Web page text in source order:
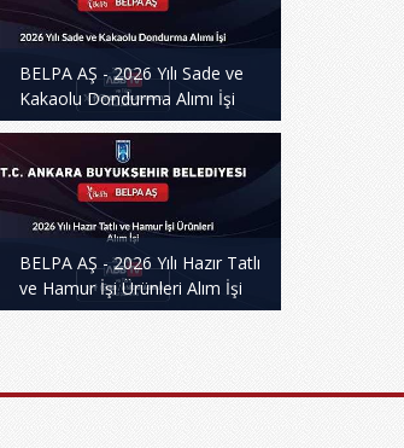
BELPA AŞ - 2026 Yılı Sade ve
Kakaolu Dondurma Alımı İşi
BELPA AŞ - 2026 Yılı Hazır Tatlı
ve Hamur İşi Ürünleri Alım İşi